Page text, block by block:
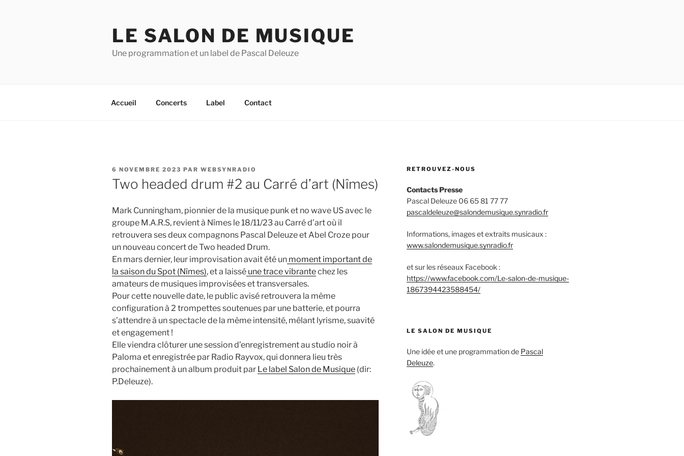
LE SALON DE MUSIQUE
Une programmation et un label de Pascal Deleuze
Accueil Concerts Label Contact
PUBLIÉ
LE
6 NOVEMBRE 2023 PAR WEBSYNRADIO
Two headed drum #2 au Carré d’art (Nîmes)
Mark Cunningham, pionnier de la musique punk et no wave US avec le
groupe M.A.R.S, revient à Nîmes le 18/11/23 au Carré d’art où il
retrouvera ses deux compagnons Pascal Deleuze et Abel Croze pour
un nouveau concert de Two headed Drum.
En mars dernier, leur improvisation avait été un moment important de
la saison du Spot (Nîmes), et a laissé une trace vibrantechez les
amateurs de musiques improvisées et transversales.
Pour cette nouvelle date, le public avisé retrouvera la même
configuration à 2 trompettes soutenues par une batterie, et pourra
s’attendre à un spectacle de la même intensité, mêlant lyrisme, suavité
et engagement !
Elle viendra clôturer une session d’enregistrement au studio noir à
Paloma et enregistrée par Radio Rayvox, qui donnera lieu très
prochainement à un album produit par Le label Salon de Musique (dir:
P.Deleuze).
RETROUVEZ-NOUS
Contacts Presse
Pascal Deleuze 06 65 81 77 77
pascaldeleuze@salondemusique.synradio.fr
Informations, images et extraits musicaux :
www.salondemusique.synradio.fr
et sur les réseaux Facebook :
https://www.facebook.com/Le-salon-de-musique-
1867394423588454/
LE SALON DE MUSIQUE
Une idée et une programmation de Pascal
Deleuze.